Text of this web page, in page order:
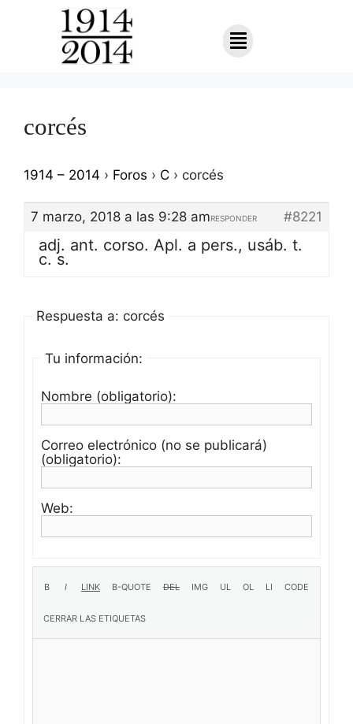
corcés
1914 – 2014 › Foros › C › corcés
7 marzo, 2018 a las 9:28 am #8221
RESPONDER
adj. ant. corso. Apl. a pers., usáb. t.
c. s.
Respuesta a: corcés
Tu información:
Nombre (obligatorio):
Correo electrónico (no se publicará)
(obligatorio):
Web: